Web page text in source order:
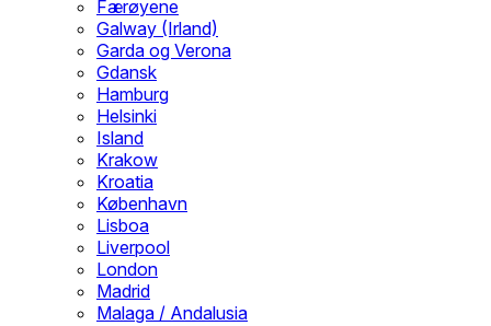
Færøyene
Galway (Irland)
Garda og Verona
Gdansk
Hamburg
Helsinki
Island
Krakow
Kroatia
København
Lisboa
Liverpool
London
Madrid
Malaga / Andalusia